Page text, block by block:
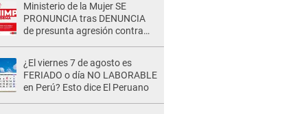
Ministerio de la Mujer SE
PRONUNCIA tras DENUNCIA
de presunta agresión contra
¿El viernes 7 de agosto es
FERIADO o día NO LABORABLE
en Perú? Esto dice El Peruano